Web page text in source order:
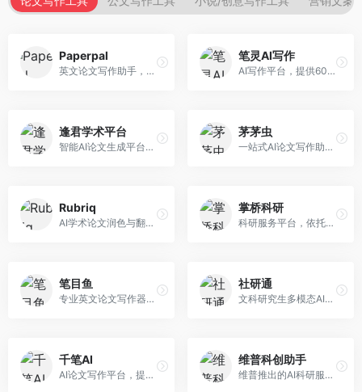
Paperpal
英文论文写作助手，专注于学术英语润色。面向需要发表国际期刊的研究者，提供语法检查、学术表达优化、格式规范等服务，英语表达地道专业。
笔灵AI写作
AI写作平台，提供600+写作模板。面向学生、职场人士和内容创作者，支持论文、公文、营销文案等多种文体，模板丰富，一键生成，写作效率大幅提升。
逢君学术平台
智能AI论文生成平台，支持查重检测。面向高校学生和研究人员，提供论文选题、内容生成、查重修改等一站式服务，学术写作流程完整。
茅茅虫
一站式AI论文写作助手，覆盖学术写作全场景。面向高校学生和科研人员，提供开题报告、文献综述、论文正文等写作服务，支持多学科多类型论文，操作简便。
Rubriq
AI学术论文润色与翻译平台。面向国际期刊投稿者，提供论文润色、翻译、格式调整等服务，支持多语言，学术表达专业规范。
掌桥科研
科研服务平台，依托3亿+真实文献数据库。面向学术研究者和学生，提供文献检索、论文写作、科研数据分析等服务，文献资源丰富，学术支持专业。
笔目鱼
专业英文论文写作器，支持学术论文全流程。面向留学生和国际期刊投稿者，提供英文论文撰写、润色、格式调整等服务，学术英语表达规范。
社研通
文科研究生多模态AI学术写作平台。面向文科研究生和社科研究者，提供文献综述、理论分析、定性研究辅助等服务，文科研究方法论支持完善。
千笔AI
AI论文写作平台，提供无限改稿服务。面向高校学生和学术研究者，支持论文选题、大纲生成、内容撰写、查重修改等全流程服务，改稿次数不限，服务质量有保障。
维普科创助手
维普推出的AI科研服务平台，整合学术资源与智能写作。面向科研人员和高校师生，提供文献检索、论文写作、查重检测等一站式服务，学术资源权威可靠。